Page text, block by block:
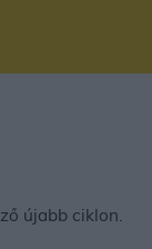
újabb ciklon.